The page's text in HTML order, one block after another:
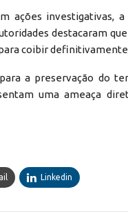
ações investigativas,
destacaram
coibir definitivamente
a preservação do
uma ameaça
Linkedin